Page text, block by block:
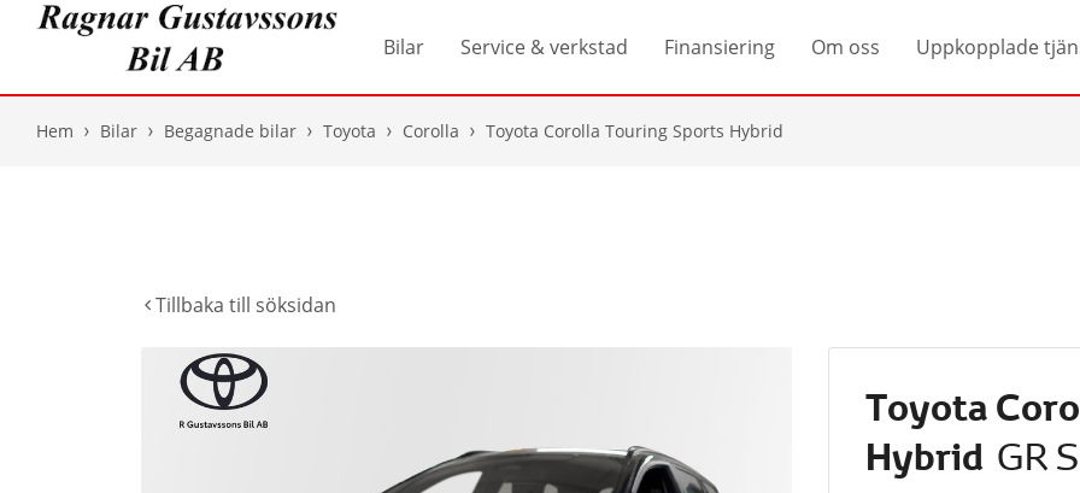
Bilar Service & verkstad Finansiering Om oss Uppkopplade
Hem Bilar Begagnade bilar Toyota Corolla Toyota Corolla Touring Sports Hybrid
Tillbaka till söksidan
Toyota
Hybrid GR